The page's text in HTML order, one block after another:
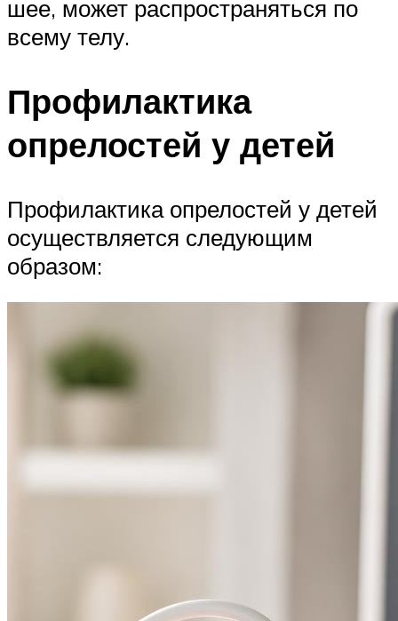
шее, может распространяться по
всему телу.
Профилактика
опрелостей у детей
Профилактика опрелостей у детей
осуществляется следующим
образом: